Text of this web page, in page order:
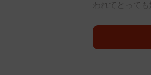
われてとって
表情豊かな猫
ントが寄せられ